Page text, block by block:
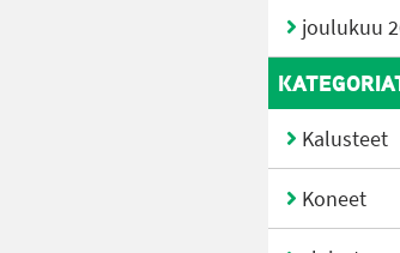
joulukuu
Kalusteet
Koneet